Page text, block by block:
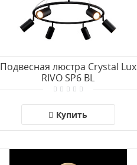
Подвесная люстра Crystal Lux
RIVO SP6 BL
Купить